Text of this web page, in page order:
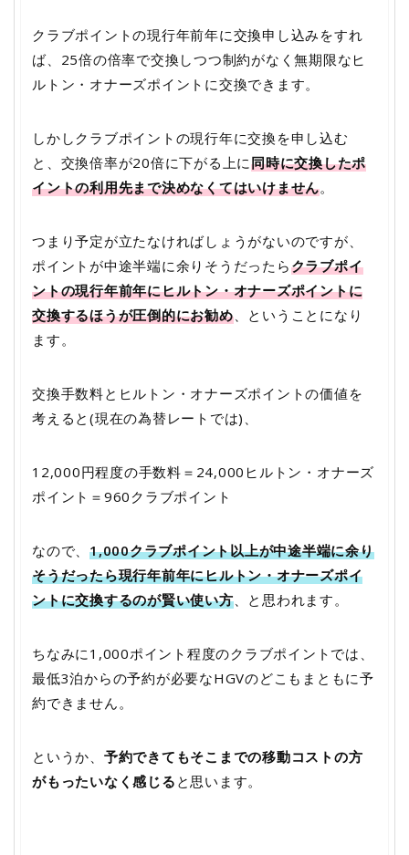
クラブポイントの現行年前年に交換申し込みをすれ
ば、25倍の倍率で交換しつつ制約がなく無期限なヒ
ルトン・オナーズポイントに交換できます。
しかしクラブポイントの現行年に交換を申し込む
と、交換倍率が20倍に下がる上に同時に交換したポ
イントの利用先まで決めなくてはいけません。
つまり予定が立たなければしょうがないのですが、
ポイントが中途半端に余りそうだったらクラブポイ
ントの現行年前年にヒルトン・オナーズポイントに
交換するほうが圧倒的にお勧め、ということになり
ます。
交換手数料とヒルトン・オナーズポイントの価値を
考えると(現在の為替レートでは)、
12,000円程度の手数料＝24,000ヒルトン・オナーズ
ポイント＝960クラブポイント
なので、1,000クラブポイント以上が中途半端に余り
そうだったら現行年前年にヒルトン・オナーズポイ
ントに交換するのが賢い使い方、と思われます。
ちなみに1,000ポイント程度のクラブポイントでは、
最低3泊からの予約が必要なHGVのどこもまともに予
約できません。
というか、 予約できてもそこまでの移動コストの方
がもったいなく感じる と思います。